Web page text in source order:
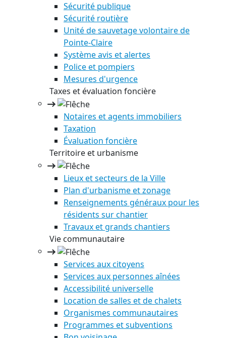
Sécurité publique
Sécurité routière
Unité de sauvetage volontaire de
Pointe-Claire
Système avis et alertes
Police et pompiers
Mesures d'urgence
Taxes et évaluation foncière
Notaires et agents immobiliers
Taxation
Évaluation foncière
Territoire et urbanisme
Lieux et secteurs de la Ville
Plan d'urbanisme et zonage
Renseignements généraux pour les
résidents sur chantier
Travaux et grands chantiers
Vie communautaire
Services aux citoyens
Services aux personnes aînées
Accessibilité universelle
Location de salles et de chalets
Organismes communautaires
Programmes et subventions